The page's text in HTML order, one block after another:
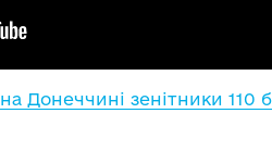
на Донеччині зенітники 110